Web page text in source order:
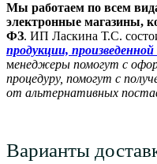
Мы работаем по всем
электронные магазины,
ФЗ. ИП Ласкина Т.С.
продукции,
менеджеры помогут с
процедуру, помогут с
от альтернативных
Варианты